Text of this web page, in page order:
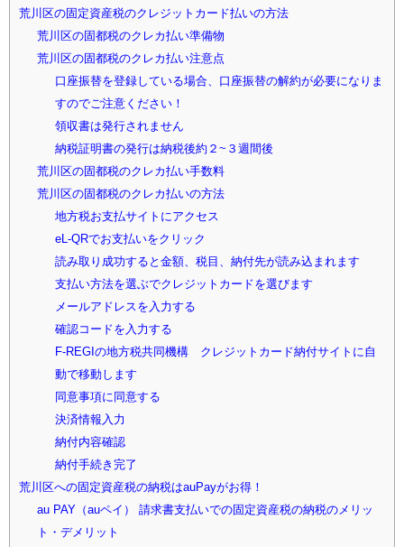
荒川区の固定資産税のクレジットカード払いの方法
荒川区の固都税のクレカ払い準備物
荒川区の固都税のクレカ払い注意点
口座振替を登録している場合、口座振替の解約が必要になりま
すのでご注意ください！
領収書は発行されません
納税証明書の発行は納税後約２~３週間後
荒川区の固都税のクレカ払い手数料
荒川区の固都税のクレカ払いの方法
地方税お支払サイトにアクセス
eL-QRでお支払いをクリック
読み取り成功すると金額、税目、納付先が読み込まれます
支払い方法を選ぶでクレジットカードを選びます
メールアドレスを入力する
確認コードを入力する
F-REGIの地方税共同機構 クレジットカード納付サイトに自
動で移動します
同意事項に同意する
決済情報入力
納付内容確認
納付手続き完了
荒川区への固定資産税の納税はauPayがお得！
au PAY（auペイ） 請求書支払いでの固定資産税の納税のメリッ
ト・デメリット